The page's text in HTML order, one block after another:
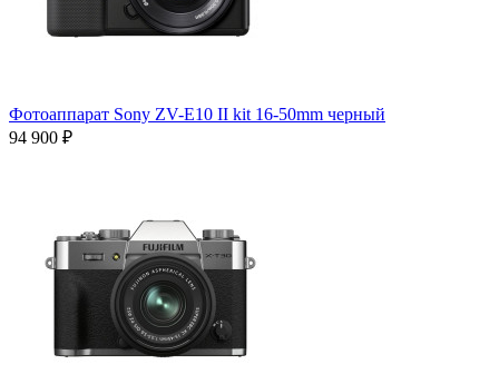
Фотоаппарат Sony ZV-E10 II kit 16-50mm черный
94 900 ₽